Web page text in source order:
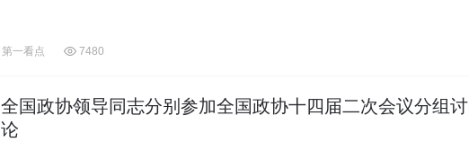
第一看点 7480
全国政协领导同志分别参加全国政协十四届二次会议分组讨
论